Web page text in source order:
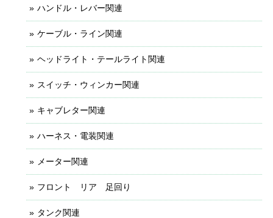
ハンドル・レバー関連
ケーブル・ライン関連
ヘッドライト・テールライト関連
スイッチ・ウィンカー関連
キャブレター関連
ハーネス・電装関連
メーター関連
フロント リア 足回り
タンク関連